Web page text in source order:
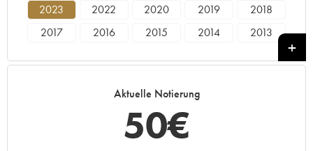
2023 2022 2020 2019
2018
2017
2016 2015 2014
2013
Aktuelle Notierung
50€